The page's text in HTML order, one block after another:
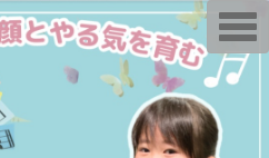
T
o
g
g
l